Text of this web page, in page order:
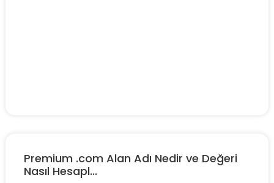
Premium .com Alan Adı Nedir ve Değeri
Nasıl Hesapl...